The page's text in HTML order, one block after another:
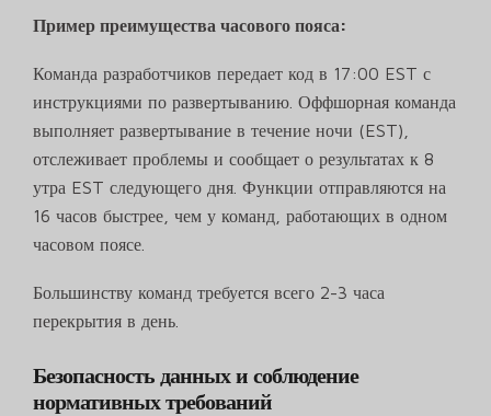
Пример преимущества часового пояса:
Команда разработчиков передает код в 17:00 EST с
инструкциями по развертыванию. Оффшорная команда
выполняет развертывание в течение ночи (EST),
отслеживает проблемы и сообщает о результатах к 8
утра EST следующего дня. Функции отправляются на
16 часов быстрее, чем у команд, работающих в одном
часовом поясе.
Большинству команд требуется всего 2-3 часа
перекрытия в день.
Безопасность данных и соблюдение
нормативных требований